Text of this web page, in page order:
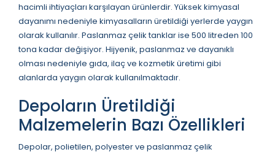
hacimli ihtiyaçları karşılayan ürünlerdir. Yüksek kimyasal
dayanımı nedeniyle kimyasalların üretildiği yerlerde yaygın
olarak kullanılır. Paslanmaz çelik tanklar ise 500 litreden 100
tona kadar değişiyor. Hijyenik, paslanmaz ve dayanıklı
olması nedeniyle gıda, ilaç ve kozmetik üretimi gibi
alanlarda yaygın olarak kullanılmaktadır.
Depoların Üretildiği
Malzemelerin Bazı Özellikleri
Depolar, polietilen, polyester ve paslanmaz çelik